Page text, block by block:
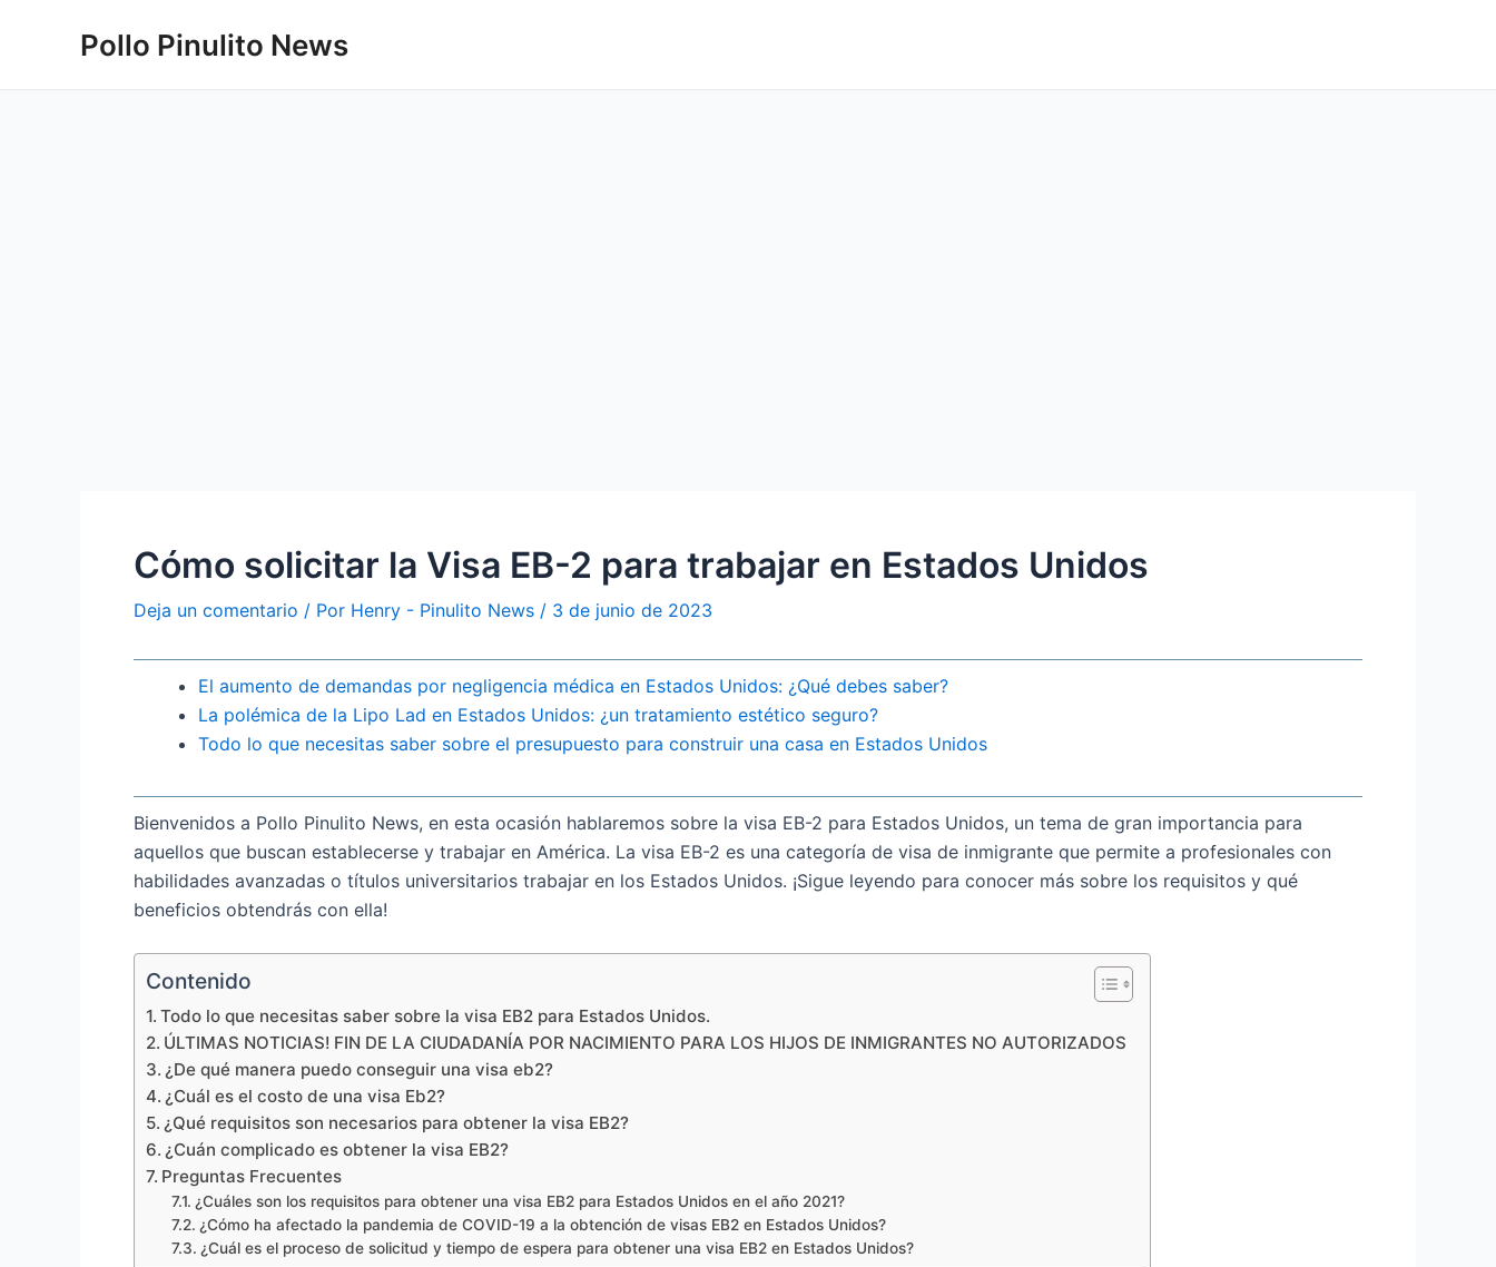
Pollo Pinulito News
Cómo solicitar la Visa EB-2 para trabajar en Estados Unidos
Deja un comentario / Por Henry - Pinulito News / 3 de junio de 2023
El aumento de demandas por negligencia médica en Estados Unidos: ¿Qué debes saber?
La polémica de la Lipo Lad en Estados Unidos: ¿un tratamiento estético seguro?
Todo lo que necesitas saber sobre el presupuesto para construir una casa en Estados Unidos
Bienvenidos a Pollo Pinulito News, en esta ocasión hablaremos sobre la visa EB-2 para Estados Unidos, un tema de gran importancia para
aquellos que buscan establecerse y trabajar en América. La visa EB-2 es una categoría de visa de inmigrante que permite a profesionales con
habilidades avanzadas o títulos universitarios trabajar en los Estados Unidos. ¡Sigue leyendo para conocer más sobre los requisitos y qué
beneficios obtendrás con ella!
Contenido
Todo lo que necesitas saber sobre la visa EB2 para Estados Unidos.
ÚLTIMAS NOTICIAS! FIN DE LA CIUDADANÍA POR NACIMIENTO PARA LOS HIJOS DE INMIGRANTES NO AUTORIZADOS
¿De qué manera puedo conseguir una visa eb2?
¿Cuál es el costo de una visa Eb2?
¿Qué requisitos son necesarios para obtener la visa EB2?
¿Cuán complicado es obtener la visa EB2?
Preguntas Frecuentes
¿Cuáles son los requisitos para obtener una visa EB2 para Estados Unidos en el año 2021?
¿Cómo ha afectado la pandemia de COVID-19 a la obtención de visas EB2 en Estados Unidos?
¿Cuál es el proceso de solicitud y tiempo de espera para obtener una visa EB2 en Estados Unidos?